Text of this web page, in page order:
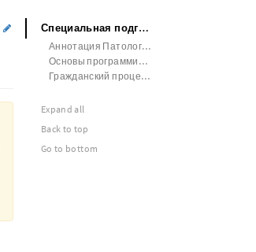
Специальная подготовка Аннотация
Аннотация Патология
Основы программирования
Гражданский процесс Доклад
Expand all
Back to top
Go to bottom